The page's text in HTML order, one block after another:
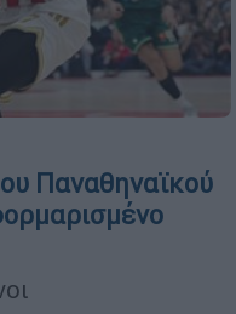
Παναθηναϊκού